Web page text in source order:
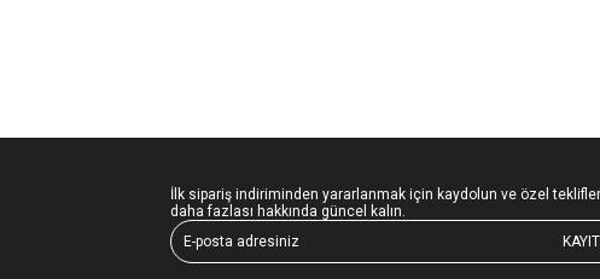
İlk sipariş indiriminden yararlanmak için kaydolun ve özel
daha fazlası hakkında güncel kalın.